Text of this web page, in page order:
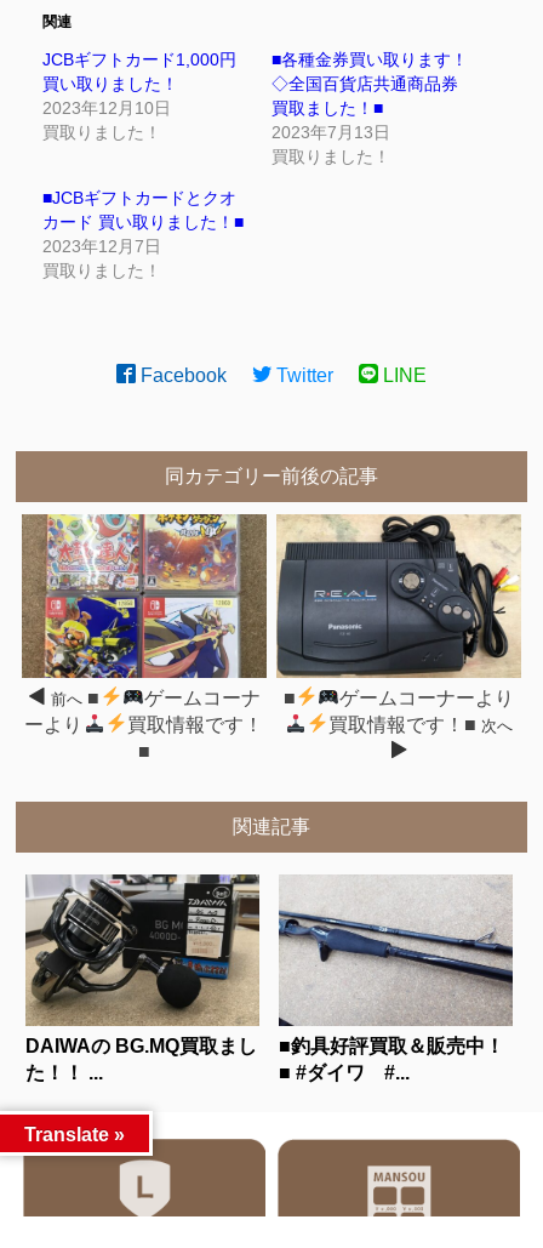
関連
JCBギフトカード1,000円
買い取りました！
2023年12月10日
買取りました！
■各種金券買い取ります！
◇全国百貨店共通商品券
買取ました！■
2023年7月13日
買取りました！
■JCBギフトカードとクオ
カード 買い取りました！■
2023年12月7日
買取りました！
Facebook Twitter LINE
同カテゴリー前後の記事
前へ ■
ゲームコーナ
ーより
買取情報です！
■
■
ゲームコーナーより
買取情報です！■ 次へ
関連記事
DAIWAの BG.MQ買取まし
た！！ ...
■釣具好評買取＆販売中！
■ #ダイワ #...
Translate »